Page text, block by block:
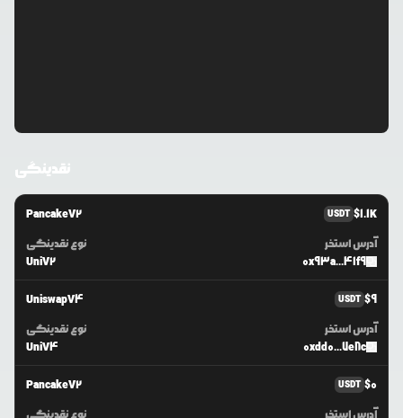
نقدینگی
PancakeV2 USDT $1.1K
نوع نقدینگی
UniV2
آدرس استخر
0x93a...41f9
UniswapV4 USDT $9
نوع نقدینگی
UniV4
آدرس استخر
0xdd0...7e8c
PancakeV2 USDT $0
نوع نقدینگی آدرس استخر